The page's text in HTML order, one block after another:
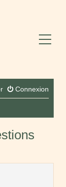
Connexion